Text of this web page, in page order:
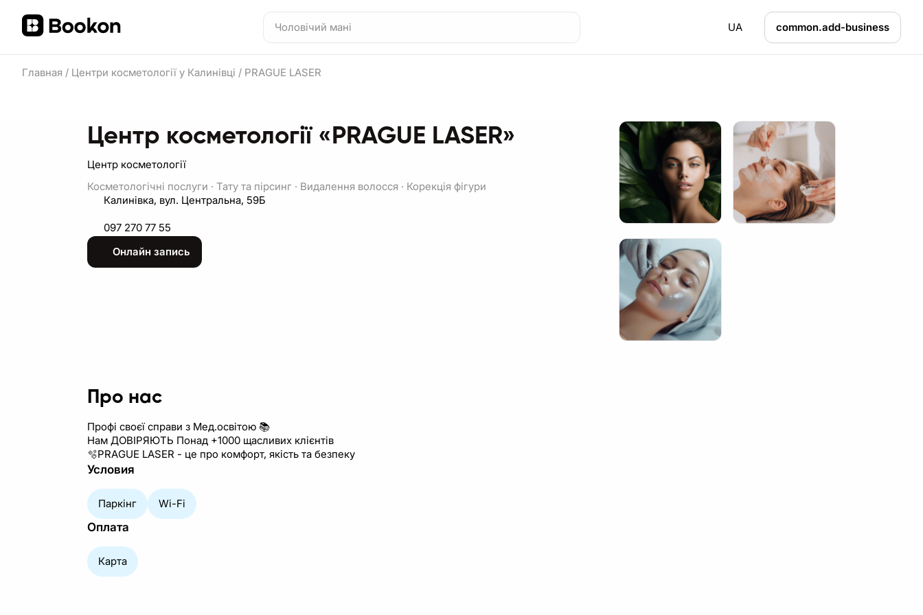
UA common.add-business
Главная / Центри косметології у Калинівці / PRAGUE LASER
Центр косметології «PRAGUE LASER»
Центр косметології
Косметологічні послуги · Тату та пірсинг · Видалення волосся · Корекція фігури
Калинівка, вул. Центральна, 59Б
097 270 77 55
Онлайн запись
Про нас
Профі своєї справи з Мед.освітою 📚
Нам ДОВІРЯЮТЬ Понад +1000 щасливих клієнтів
🫧PRAGUE LASER - це про комфорт, якість та безпеку
Условия
Паркінг Wi-Fi
Оплата
Карта